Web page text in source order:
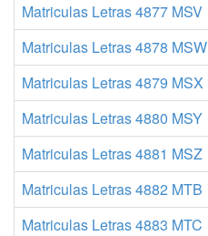
Matriculas Letras 4877 MSV
Matriculas Letras 4878 MSW
Matriculas Letras 4879 MSX
Matriculas Letras 4880 MSY
Matriculas Letras 4881 MSZ
Matriculas Letras 4882 MTB
Matriculas Letras 4883 MTC